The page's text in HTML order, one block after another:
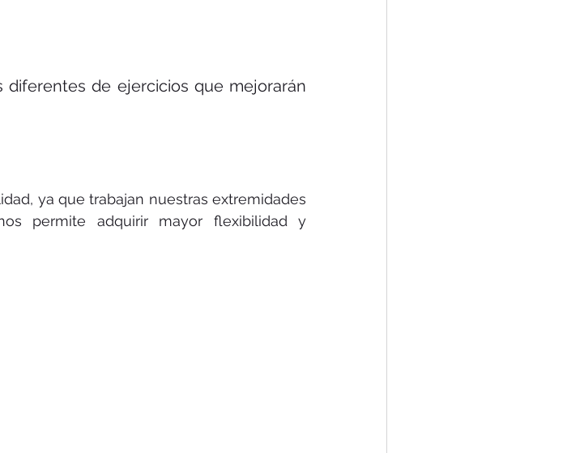
de ejercicios que mejorarán
ya que trabajan nuestras extremidades
permite adquirir mayor flexibilidad y